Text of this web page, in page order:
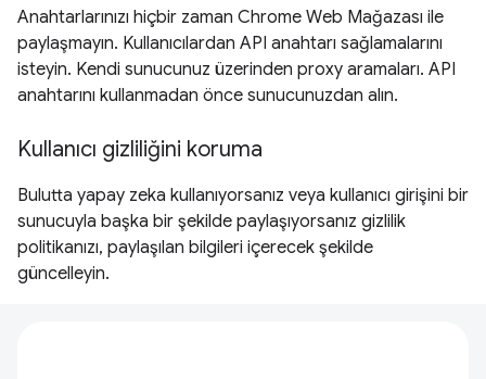
Anahtarlarınızı hiçbir zaman Chrome Web Mağazası ile
paylaşmayın. Kullanıcılardan API anahtarı sağlamalarını
isteyin. Kendi sunucunuz üzerinden proxy aramaları. API
anahtarını kullanmadan önce sunucunuzdan alın.
Kullanıcı gizliliğini koruma
Bulutta yapay zeka kullanıyorsanız veya kullanıcı girişini bir
sunucuyla başka bir şekilde paylaşıyorsanız gizlilik
politikanızı, paylaşılan bilgileri içerecek şekilde
güncelleyin.